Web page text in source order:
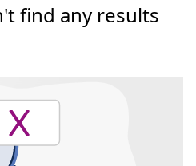
find any results